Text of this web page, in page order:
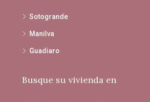
Sotogrande
Manilva
Guadiaro
Busque su vivienda en